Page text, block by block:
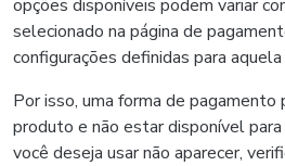
opções disponíveis podem variar
selecionado na página de
configurações definidas para
Por isso, uma forma de pagamento
produto e não estar disponível
você deseja usar não aparecer,